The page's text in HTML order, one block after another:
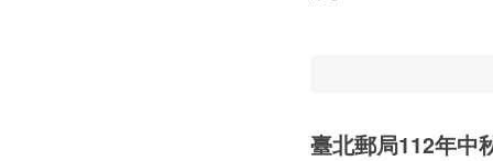
臺北郵局112年中